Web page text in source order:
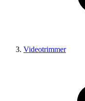
Videotrimmer